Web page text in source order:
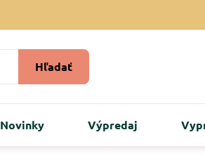
Hľadať
Novinky Výpredaj